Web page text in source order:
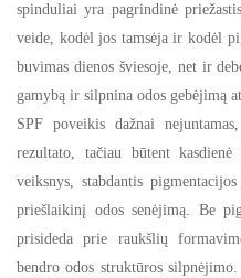
spinduliai yra pagrindinė
veide, kodėl jos tamsėja ir kodėl
buvimas dienos šviesoje, net ir
gamybą ir silpnina odos gebėjimą
SPF poveikis dažnai
rezultato, tačiau būtent
veiksnys, stabdantis
priešlaikinį odos senėjimą. Be
prisideda prie raukšlių
bendro odos struktūros